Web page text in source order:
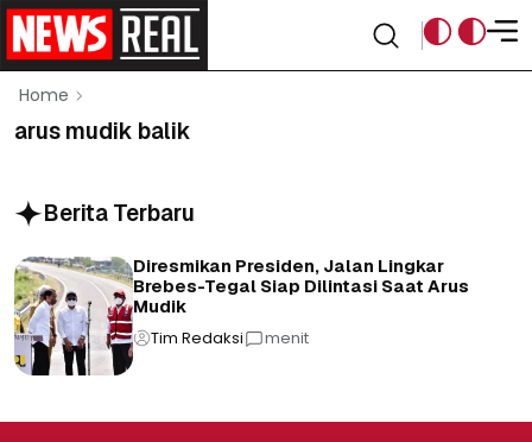
Home
arus mudik balik
Berita Terbaru
Diresmikan Presiden, Jalan Lingkar
Brebes-Tegal Siap Dilintasi Saat Arus
Mudik
Tim Redaksi menit